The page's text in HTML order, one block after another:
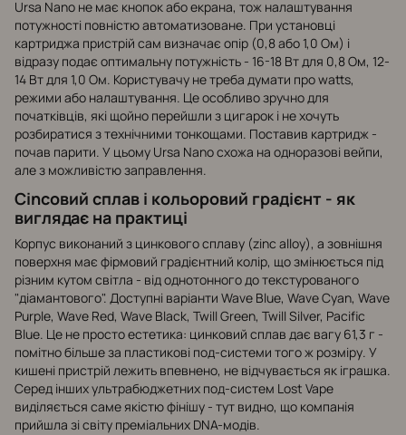
Ursa Nano не має кнопок або екрана, тож налаштування
потужності повністю автоматизоване. При установці
картриджа пристрій сам визначає опір (0,8 або 1,0 Ом) і
відразу подає оптимальну потужність - 16-18 Вт для 0,8 Ом, 12-
14 Вт для 1,0 Ом. Користувачу не треба думати про watts,
режими або налаштування. Це особливо зручно для
початківців, які щойно перейшли з цигарок і не хочуть
розбиратися з технічними тонкощами. Поставив картридж -
почав парити. У цьому Ursa Nano схожа на одноразові вейпи,
але з можливістю заправлення.
Cincовий сплав і кольоровий градієнт - як
виглядає на практиці
Корпус виконаний з цинкового сплаву (zinc alloy), а зовнішня
поверхня має фірмовий градієнтний колір, що змінюється під
різним кутом світла - від однотонного до текстурованого
"діамантового". Доступні варіанти Wave Blue, Wave Cyan, Wave
Purple, Wave Red, Wave Black, Twill Green, Twill Silver, Pacific
Blue. Це не просто естетика: цинковий сплав дає вагу 61,3 г -
помітно більше за пластикові под-системи того ж розміру. У
кишені пристрій лежить впевнено, не відчувається як іграшка.
Серед інших ультрабюджетних под-систем Lost Vape
виділяється саме якістю фінішу - тут видно, що компанія
прийшла зі світу преміальних DNA-модів.